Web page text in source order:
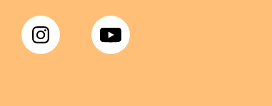
Instagram YouTube